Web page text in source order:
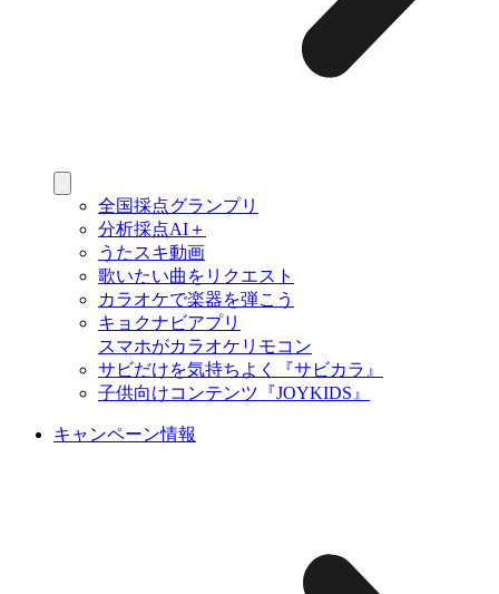
全国採点グランプリ
分析採点AI＋
うたスキ動画
歌いたい曲をリクエスト
カラオケで楽器を弾こう
キョクナビアプリ
スマホがカラオケリモコン
サビだけを気持ちよく『サビカラ』
子供向けコンテンツ『JOYKIDS』
キャンペーン情報